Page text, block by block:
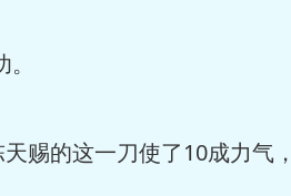
赐的这一刀使了10成力气